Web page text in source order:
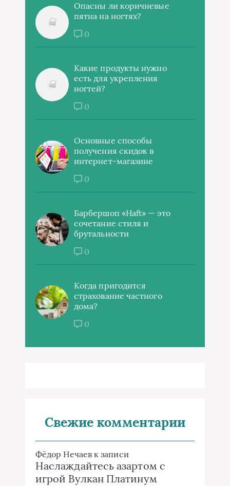
Опасны ли коричневые
пятна на ногтях?
0
Какие продукты нужно
есть для укрепления
ногтей?
0
Основные способы
получения скидок в
интернет-магазине
0
Барбершоп «Haft» — это
сочетание стиля и
брутальности
0
Когда пригодится
страхование частного
дома?
0
Свежие комментарии
Фёдор Нечаевк записи
Наслаждайтесь азартом с
игрой Вулкан Платинум